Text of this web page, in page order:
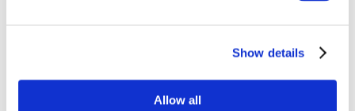
Show details
Allow all
Concerts
Rock music